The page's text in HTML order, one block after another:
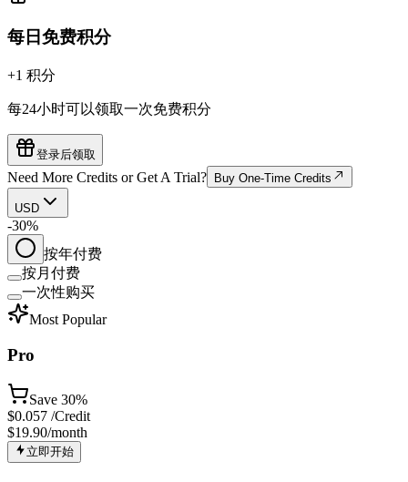
每日免费积分
+1 积分
每24小时可以领取一次免费积分
登录后领取
Need More Credits or Get A Trial? Buy One-Time Credits
USD
-30%
按年付费
按月付费
一次性购买
Most Popular
Pro
Save 30%
$0.057 /Credit
$19.90/month
立即开始